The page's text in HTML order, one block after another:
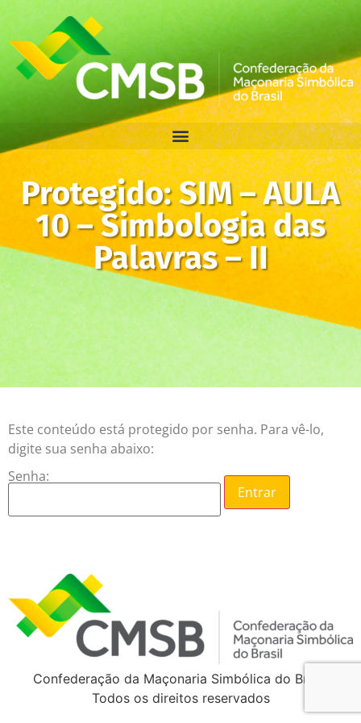
Protegido: SIM – AULA
10 – Simbologia das
Palavras – II
Este conteúdo está protegido por senha. Para vê-lo,
digite sua senha abaixo:
Senha:
Confederação da Maçonaria Simbólica do Brasil
Todos os direitos reservados